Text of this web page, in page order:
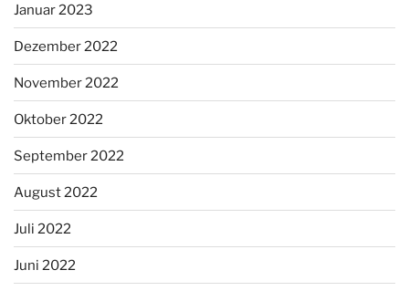
Januar 2023
Dezember 2022
November 2022
Oktober 2022
September 2022
August 2022
Juli 2022
Juni 2022